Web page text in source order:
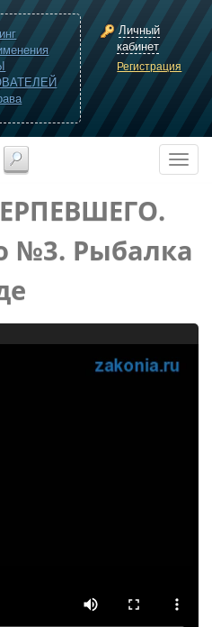
Личный
кабинет
Регистрация
№3. Рыбалка